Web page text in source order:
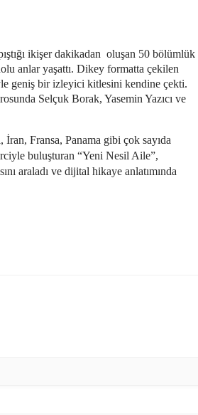
ikişer dakikadan oluşan 50 bölümlük
anlar yaşattı. Dikey formatta çekilen
geniş bir izleyici kitlesini kendine çekti.
Selçuk Borak, Yasemin Yazıcı ve
Fransa, Panama gibi çok sayıda
buluşturan “Yeni Nesil Aile”,
araladı ve dijital hikaye anlatımında